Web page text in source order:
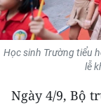
KHOA HỌC -
MÔI TRƯỜNG
BẠN ĐỌC
Học sinh Trường tiểu
lễ
Ngày 4/9, Bộ